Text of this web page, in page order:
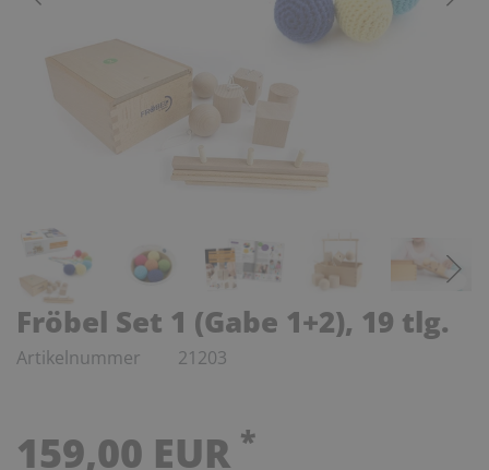
Fröbel Set 1 (Gabe 1+2), 19 tlg.
Artikelnummer 21203
159,00 EUR *